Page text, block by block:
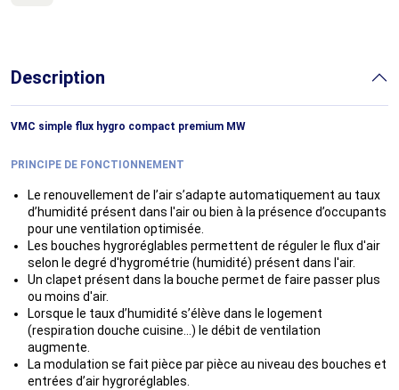
Description
VMC simple flux hygro compact premium MW
PRINCIPE DE FONCTIONNEMENT
Le renouvellement de l’air s’adapte automatiquement au taux
d’humidité présent dans l'air ou bien à la présence d’occupants
pour une ventilation optimisée.
Les bouches hygroréglables permettent de réguler le flux d'air
selon le degré d'hygrométrie (humidité) présent dans l'air.
Un clapet présent dans la bouche permet de faire passer plus
ou moins d'air.
Lorsque le taux d’humidité s’élève dans le logement
(respiration douche cuisine...) le débit de ventilation
augmente.
La modulation se fait pièce par pièce au niveau des bouches et
entrées d’air hygroréglables.